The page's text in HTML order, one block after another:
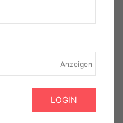
DER
Anzeigen